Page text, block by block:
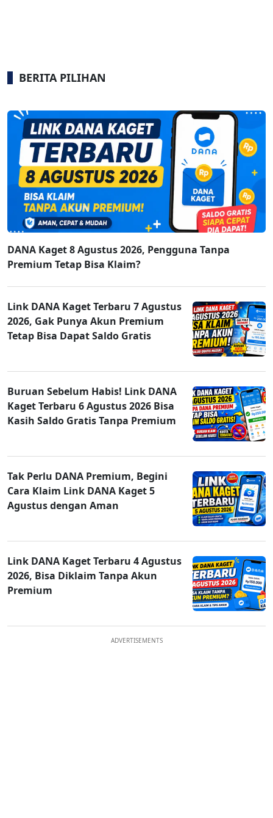
BERITA PILIHAN
DANA Kaget 8 Agustus 2026, Pengguna Tanpa
Premium Tetap Bisa Klaim?
Link DANA Kaget Terbaru 7 Agustus
2026, Gak Punya Akun Premium
Tetap Bisa Dapat Saldo Gratis
Buruan Sebelum Habis! Link DANA
Kaget Terbaru 6 Agustus 2026 Bisa
Kasih Saldo Gratis Tanpa Premium
Tak Perlu DANA Premium, Begini
Cara Klaim Link DANA Kaget 5
Agustus dengan Aman
Link DANA Kaget Terbaru 4 Agustus
2026, Bisa Diklaim Tanpa Akun
Premium
ADVERTISEMENTS